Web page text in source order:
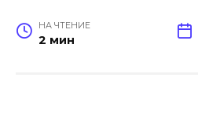
НА ЧТЕНИЕ
2 мин